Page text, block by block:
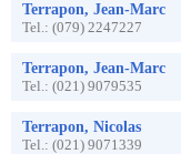
Terrapon, Jean-Marc
Tel.: (079) 2247227
Terrapon, Jean-Marc
Tel.: (021) 9079535
Terrapon, Nicolas
Tel.: (021) 9071339